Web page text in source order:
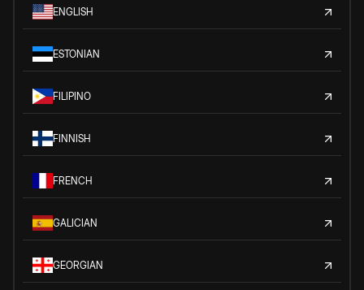
ENGLISH
ESTONIAN
FILIPINO
FINNISH
FRENCH
GALICIAN
GEORGIAN